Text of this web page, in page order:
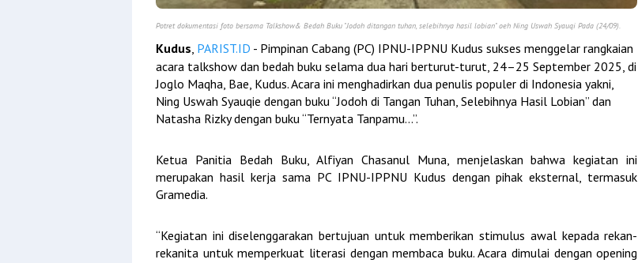
Potret dokumentasi foto bersama Talkshow& Bedah Buku "Jodoh ditangan tuhan, selebihnya hasil lobian" oeh Ning Uswah Syauqi Pada (24/09).
Kudus, PARIST.ID - Pimpinan Cabang (PC) IPNU-IPPNU Kudus sukses menggelar rangkaian
acara talkshow dan bedah buku selama dua hari berturut-turut, 24–25 September 2025, di
Joglo Maqha, Bae, Kudus. Acara ini menghadirkan dua penulis populer di Indonesia yakni,
Ning Uswah Syauqie dengan buku “Jodoh di Tangan Tuhan, Selebihnya Hasil Lobian” dan
Natasha Rizky dengan buku “Ternyata Tanpamu…”.
Ketua Panitia Bedah Buku, Alfiyan Chasanul Muna, menjelaskan bahwa kegiatan ini
merupakan hasil kerja sama PC IPNU-IPPNU Kudus dengan pihak eksternal, termasuk
Gramedia.
“Kegiatan ini diselenggarakan bertujuan untuk memberikan stimulus awal kepada rekan-
rekanita untuk memperkuat literasi dengan membaca buku. Acara dimulai dengan opening